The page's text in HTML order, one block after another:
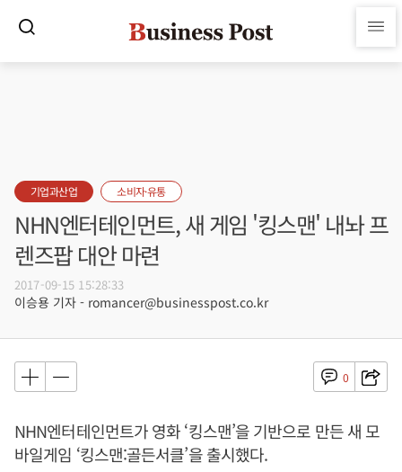
기업과산업 소비자·유통
NHN엔터테인먼트, 새 게임 '킹스맨' 내놔 프
렌즈팝 대안 마련
2017-09-15 15:28:33
이승용 기자 - romancer@businesspost.co.kr
0
NHN엔터테인먼트가 영화 ‘킹스맨’을 기반으로 만든 새 모
바일게임 ‘킹스맨:골든서클’을 출시했다.